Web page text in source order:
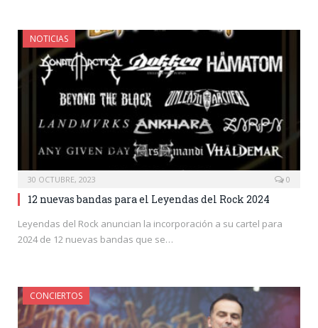
NOTICIAS
30 OCTUBRE, 2023 0
12 nuevas bandas para el Leyendas del Rock 2024
Leyendas del Rock anuncian la incorporación a su cartel para
2024 de 12 nuevas bandas que se…
CONCIERTOS